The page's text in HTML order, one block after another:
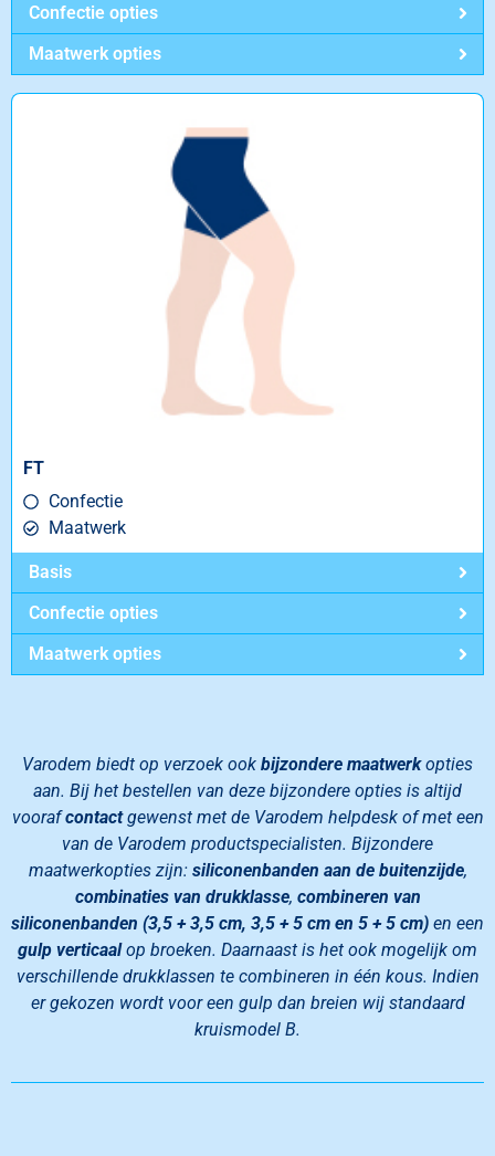
Confectie opties
Maatwerk opties
FT
Confectie
Maatwerk
Basis
Confectie opties
Maatwerk opties
Varodem biedt op verzoek ook bijzondere maatwerkopties
aan. Bij het bestellen van deze bijzondere opties is altijd
voorafcontactgewenst met de Varodem helpdesk of met een
van de Varodem productspecialisten. Bijzondere
maatwerkopties zijn: siliconenbanden aan de buitenzijde,
combinaties van drukklasse, combineren van
siliconenbanden (3,5 + 3,5 cm, 3,5 + 5 cm en 5 + 5 cm) en een
gulp verticaalop broeken. Daarnaast is het ook mogelijk om
verschillende drukklassen te combineren in één kous. Indien
er gekozen wordt voor een gulp dan breien wij standaard
kruismodel B.